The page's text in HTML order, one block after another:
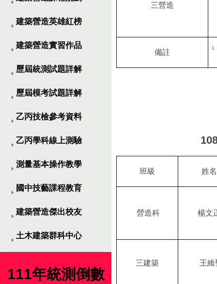
建築營造英雄紅榜
建築營造實習作品
歷屆統測試題詳解
歷屆模考試題詳解
乙丙技檢參考資料
乙丙學科線上測驗
測量基本操作教學
國中技藝課程教育
建築營造傑出校友
土木建築群科中心
111年統測倒數
三營造
備註 1.
班級 姓名
營造科 楊文
三建築 王維